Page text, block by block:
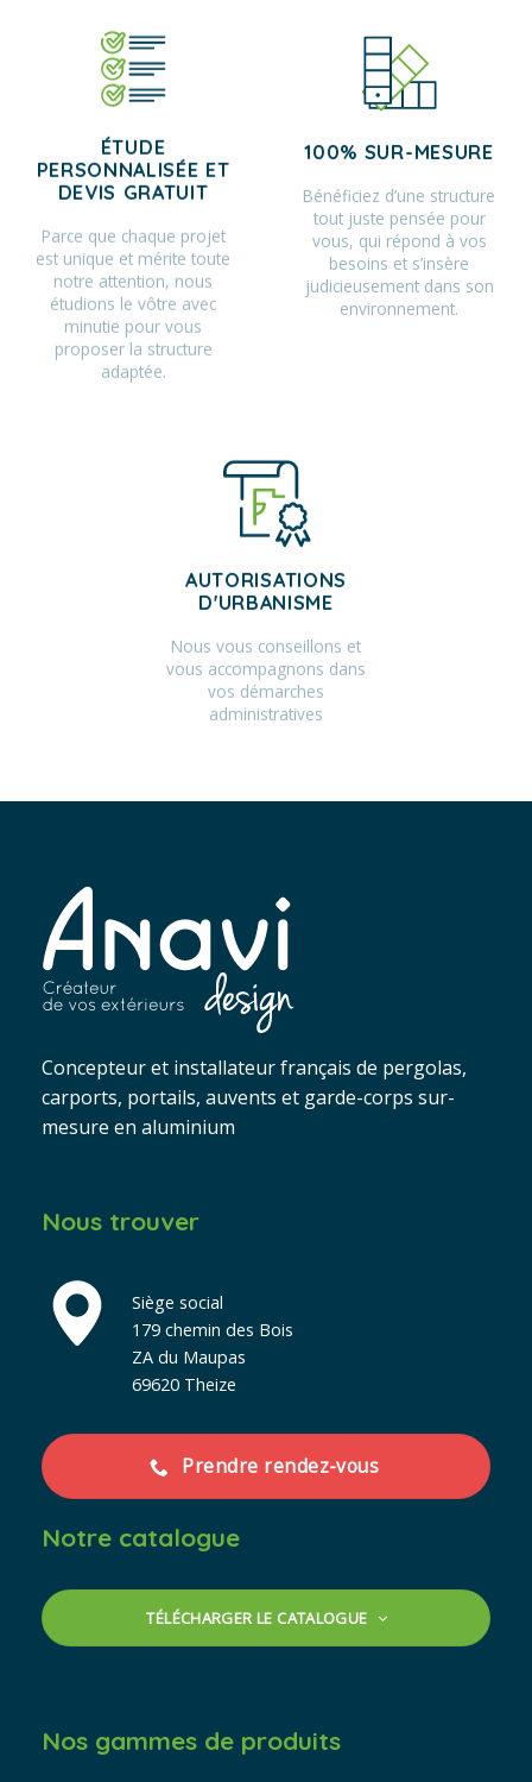
ÉTUDE
PERSONNALISÉE ET
DEVIS GRATUIT
Parce que chaque projet
est unique et mérite toute
notre attention, nous
étudions le vôtre avec
minutie pour vous
proposer la structure
adaptée.
100% SUR-MESURE
Bénéficiez d’une structure
tout juste pensée pour
vous, qui répond à vos
besoins et s’insère
judicieusement dans son
environnement.
D'URBANISME
vous accompagnons dans
vos démarches
administratives
Concepteur et installateur français de pergolas,
carports, portails, auvents et garde-corps sur-
mesure en aluminium
Nous trouver
Siège social
179 chemin des Bois
ZA du Maupas
69620 Theize
Prendre rendez-vous
Notre catalogue
TÉLÉCHARGER LE CATALOGUE
Nos gammes de produits